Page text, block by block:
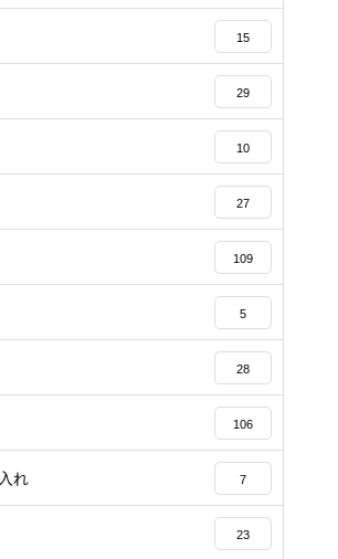
15
29
10
27
109
5
28
106
れ 7
23